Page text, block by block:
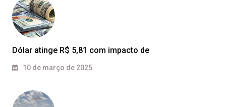
Dólar atinge R$ 5,81 com impacto de
10 de março de 2025